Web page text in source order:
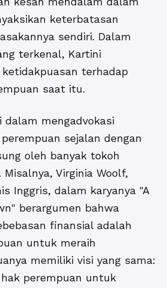
keterbatasan
sendiri. Dalam
terkenal, Kartini
terhadap
saat itu.
dalam mengadvokasi
sejalan dengan
oleh banyak tokoh
Virginia Woolf,
Inggris, dalam karyanya "A
berargumen bahwa
finansial adalah
untuk meraih
memiliki visi yang sama:
perempuan untuk